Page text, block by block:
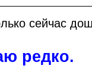
сейчас
редко.